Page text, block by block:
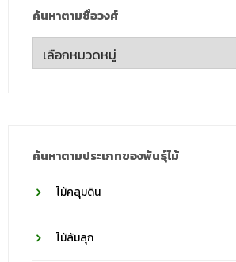
ค้นหาตามชื่อวงศ์
ค้นหา
ตาม
ค้นหาตามประเภทของพันธุ์ไม้
ไม้คลุมดิน
ไม้ล้มลุก